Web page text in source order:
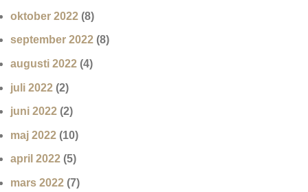
oktober 2022 (8)
september 2022 (8)
augusti 2022 (4)
juli 2022 (2)
juni 2022 (2)
maj 2022 (10)
april 2022 (5)
mars 2022 (7)